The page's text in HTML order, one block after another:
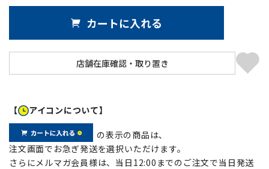
カートに入れる
【 アイコンについて】
の表示の商品は、
注文画面でお急ぎ発送を選択いただけます。
さらにメルマガ会員様は、当日12:00までのご注文で当日発送